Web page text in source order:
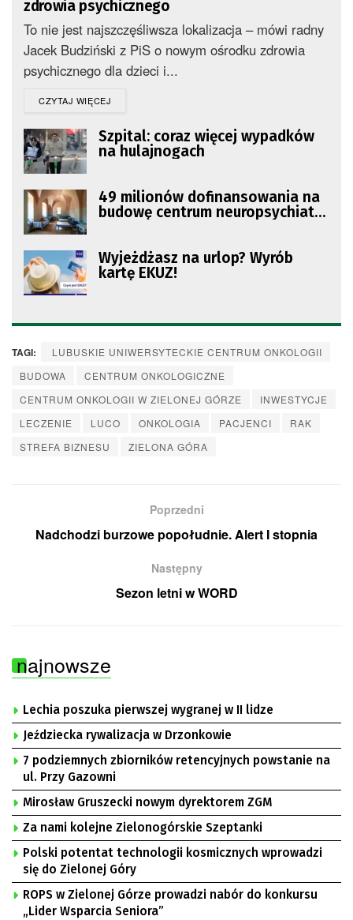
zdrowia psychicznego
To nie jest najszczęśliwsza lokalizacja – mówi radny
Jacek Budziński z PiS o nowym ośrodku zdrowia
psychicznego dla dzieci i...
CZYTAJ WIĘCEJ
Szpital: coraz więcej wypadków
na hulajnogach
49 milionów dofinansowania na
budowę centrum neuropsychiatrii
Wyjeżdżasz na urlop? Wyrób
kartę EKUZ!
TAGI:
LUBUSKIE UNIWERSYTECKIE CENTRUM ONKOLOGII
BUDOWA
CENTRUM ONKOLOGICZNE
CENTRUM ONKOLOGII W ZIELONEJ GÓRZE
INWESTYCJE
LECZENIE
LUCO ONKOLOGIA PACJENCI
RAK
STREFA BIZNESU
ZIELONA GÓRA
Poprzedni
Nadchodzi burzowe popołudnie. Alert I stopnia
Następny
Sezon letni w WORD
najnowsze
Lechia poszuka pierwszej wygranej w II lidze
Jeździecka rywalizacja w Drzonkowie
7 podziemnych zbiorników retencyjnych powstanie na
ul. Przy Gazowni
Mirosław Gruszecki nowym dyrektorem ZGM
Za nami kolejne Zielonogórskie Szeptanki
Polski potentat technologii kosmicznych wprowadzi
się do Zielonej Góry
ROPS w Zielonej Górze prowadzi nabór do konkursu
„Lider Wsparcia Seniora”